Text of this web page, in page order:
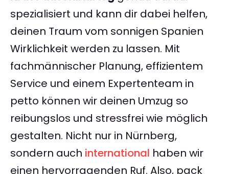
spezialisiert und kann dir dabei helfen,
deinen Traum vom sonnigen Spanien
Wirklichkeit werden zu lassen. Mit
fachmännischer Planung, effizientem
Service und einem Expertenteam in
petto können wir deinen Umzug so
reibungslos und stressfrei wie möglich
gestalten. Nicht nur in Nürnberg,
sondern auch international haben wir
einen hervorragenden Ruf. Also, pack